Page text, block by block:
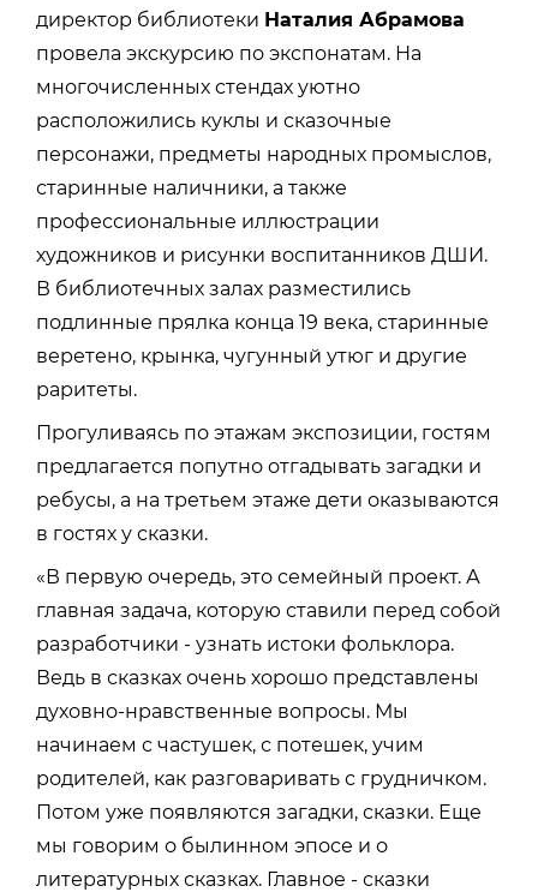
директор библиотеки Наталия Абрамова
провела экскурсию по экспонатам. На
многочисленных стендах уютно
расположились куклы и сказочные
персонажи, предметы народных промыслов,
старинные наличники, а также
профессиональные иллюстрации
художников и рисунки воспитанников ДШИ.
В библиотечных залах разместились
подлинные прялка конца 19 века, старинные
веретено, крынка, чугунный утюг и другие
раритеты.
Прогуливаясь по этажам экспозиции, гостям
предлагается попутно отгадывать загадки и
ребусы, а на третьем этаже дети оказываются
в гостях у сказки.
«В первую очередь, это семейный проект. А
главная задача, которую ставили перед собой
разработчики - узнать истоки фольклора.
Ведь в сказках очень хорошо представлены
духовно-нравственные вопросы. Мы
начинаем с частушек, с потешек, учим
родителей, как разговаривать с грудничком.
Потом уже появляются загадки, сказки. Еще
мы говорим о былинном эпосе и о
литературных сказках. Главное - сказки